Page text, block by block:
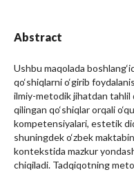
Abstract
Ushbu maqolada
qo‘shiqlarni o‘girib
ilmiy-metodik jihatdan tahlil
qilingan qo‘shiqlar orqali
kompetensiyalari, estetik
shuningdek o‘zbek
kontekstida mazkur
chiqiladi. Tadqiqotning